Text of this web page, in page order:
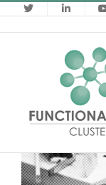
Saltar
al
contenido